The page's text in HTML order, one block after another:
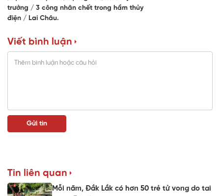
trưởng
3 công nhân chết trong hầm thủy
điện
Lai Châu.
Viết bình luận
Tin liên quan
Mỗi năm, Đắk Lắk có hơn 50 trẻ tử vong do tai